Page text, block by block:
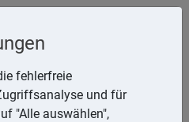
fehlerfreie
und für
"Alle auswählen",